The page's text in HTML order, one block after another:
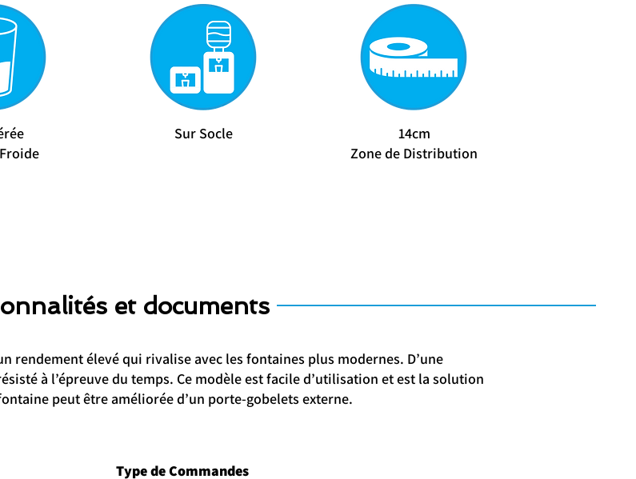
Sur Socle
14cm
Zone de Distribution
et documents
rendement élevé qui rivalise avec les fontaines plus modernes. D’une
à l’épreuve du temps. Ce modèle est facile d’utilisation et est la solution
peut être améliorée d’un porte-gobelets externe.
Type de Commandes